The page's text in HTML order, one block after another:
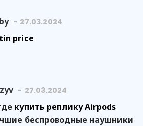
27.03.2024
price
27.03.2024
купить реплику Airpods
беспроводные наушники